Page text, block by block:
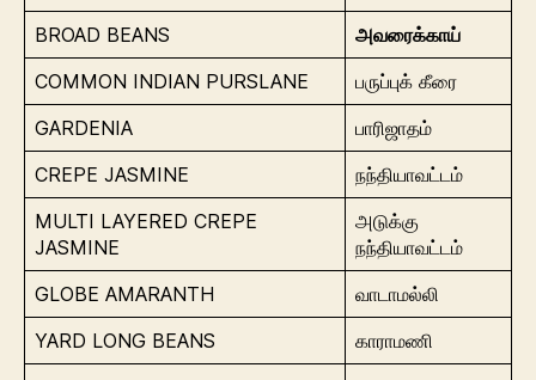
BROAD BEANS
அவரைக்காய்
COMMON INDIAN PURSLANE
பருப்புக் கீரை
GARDENIA
பாரிஜாதம்
CREPE JASMINE
நந்தியாவட்டம்
MULTI LAYERED CREPE
JASMINE
அடுக்கு
நந்தியாவட்டம்
GLOBE AMARANTH
வாடாமல்லி
YARD LONG BEANS
காராமணி